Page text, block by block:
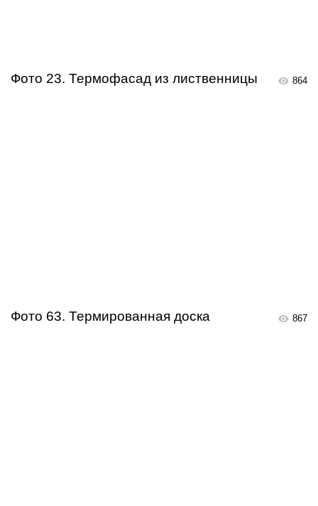
864
Фото 23. Термофасад из лиственницы
867
Фото 63. Термированная доска